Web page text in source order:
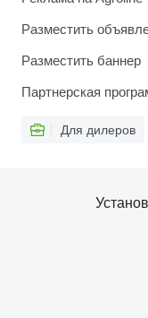
Разместить
Разместить баннер
Партнерская
Для дилеров